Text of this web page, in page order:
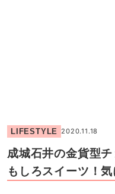
LIFESTYLE 2020.11.18
成城石井の金貨型
もしろスイーツ！